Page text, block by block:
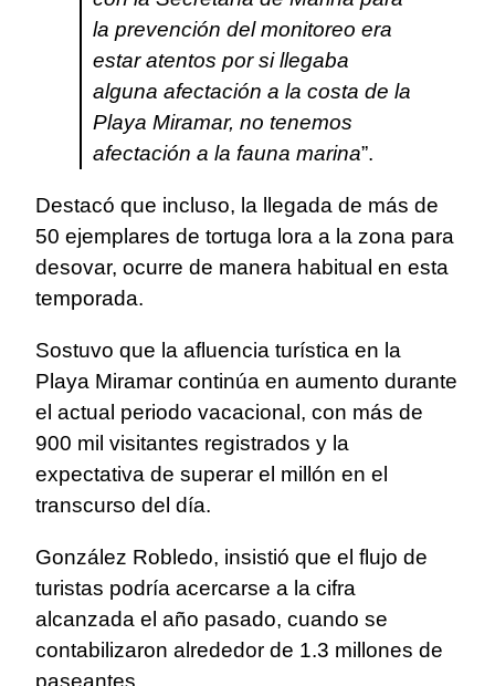
la prevención del monitoreo era
estar atentos por si llegaba
alguna afectación a la costa de la
Playa Miramar, no tenemos
afectación a la fauna marina”.
Destacó que incluso, la llegada de más de
50 ejemplares de tortuga lora a la zona para
desovar, ocurre de manera habitual en esta
temporada.
Sostuvo que la afluencia turística en la
Playa Miramar continúa en aumento durante
el actual periodo vacacional, con más de
900 mil visitantes registrados y la
expectativa de superar el millón en el
transcurso del día.
González Robledo, insistió que el flujo de
turistas podría acercarse a la cifra
alcanzada el año pasado, cuando se
contabilizaron alrededor de 1.3 millones de
paseantes.